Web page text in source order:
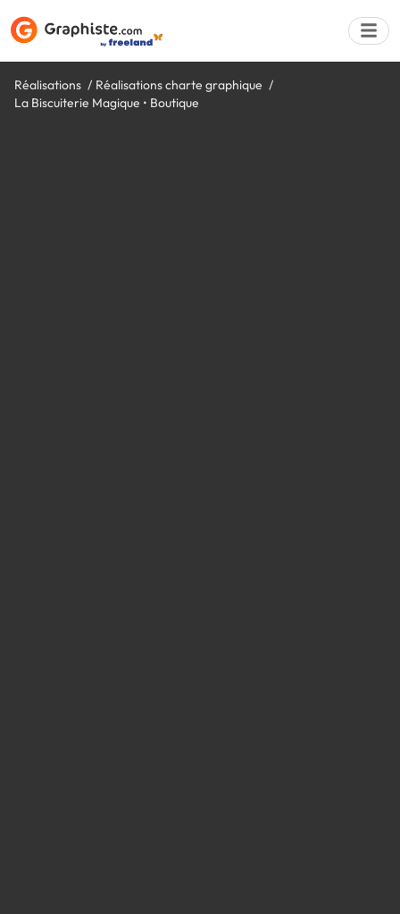
Réalisations
Réalisations charte graphique
La Biscuiterie Magique • Boutique